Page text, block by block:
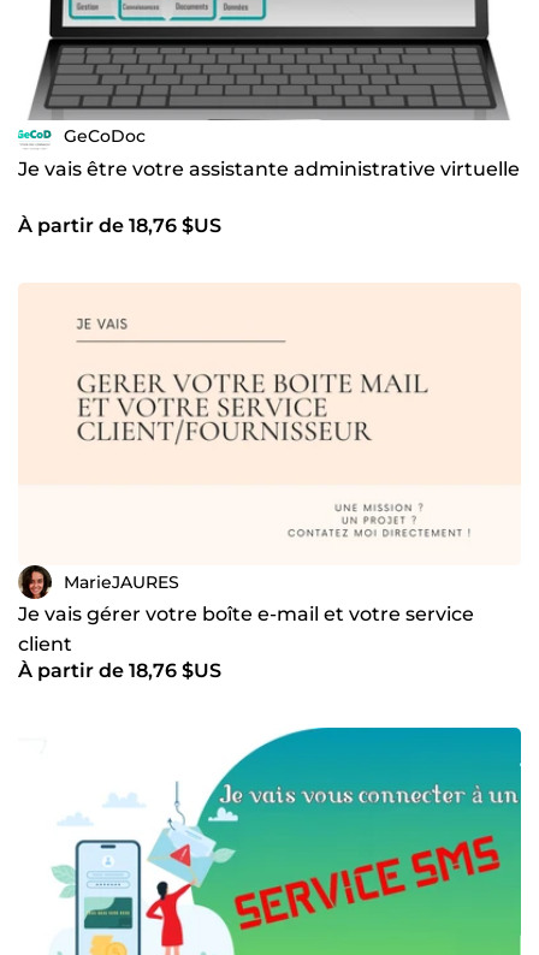
GeCoDoc
Je vais être votre assistante administrative virtuelle
À partir de 18,76 $US
MarieJAURES
Je vais gérer votre boîte e-mail et votre service
client
À partir de 18,76 $US